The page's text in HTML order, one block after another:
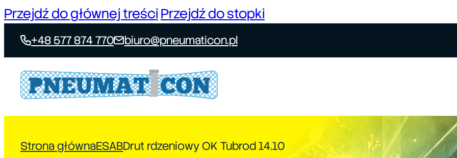
Przejdź do głównej treści Przejdź do stopki
+48 577 874 770 biuro@pneumaticon.pl
Strona głównaESABDrut rdzeniowy OK Tubrod 14.10